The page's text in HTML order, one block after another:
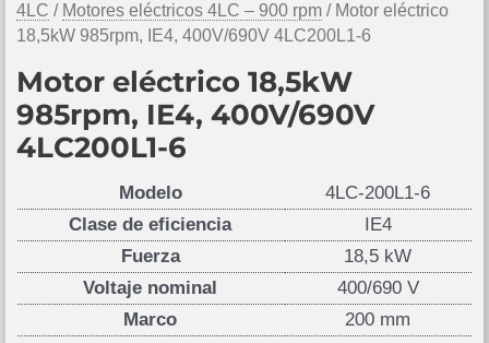
4LC / Motores eléctricos 4LC – 900 rpm / Motor eléctrico
18,5kW 985rpm, IE4, 400V/690V 4LC200L1-6
Motor eléctrico 18,5kW
985rpm, IE4, 400V/690V
4LC200L1-6
Modelo
4LC-200L1-6
Clase de eficiencia
IE4
Fuerza
18,5 kW
Voltaje nominal
400/690 V
Marco
200 mm